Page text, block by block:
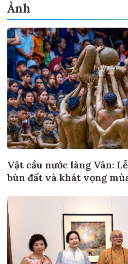
Ảnh
Vật cầu nước làng Vân:
bùn đất và khát vọng